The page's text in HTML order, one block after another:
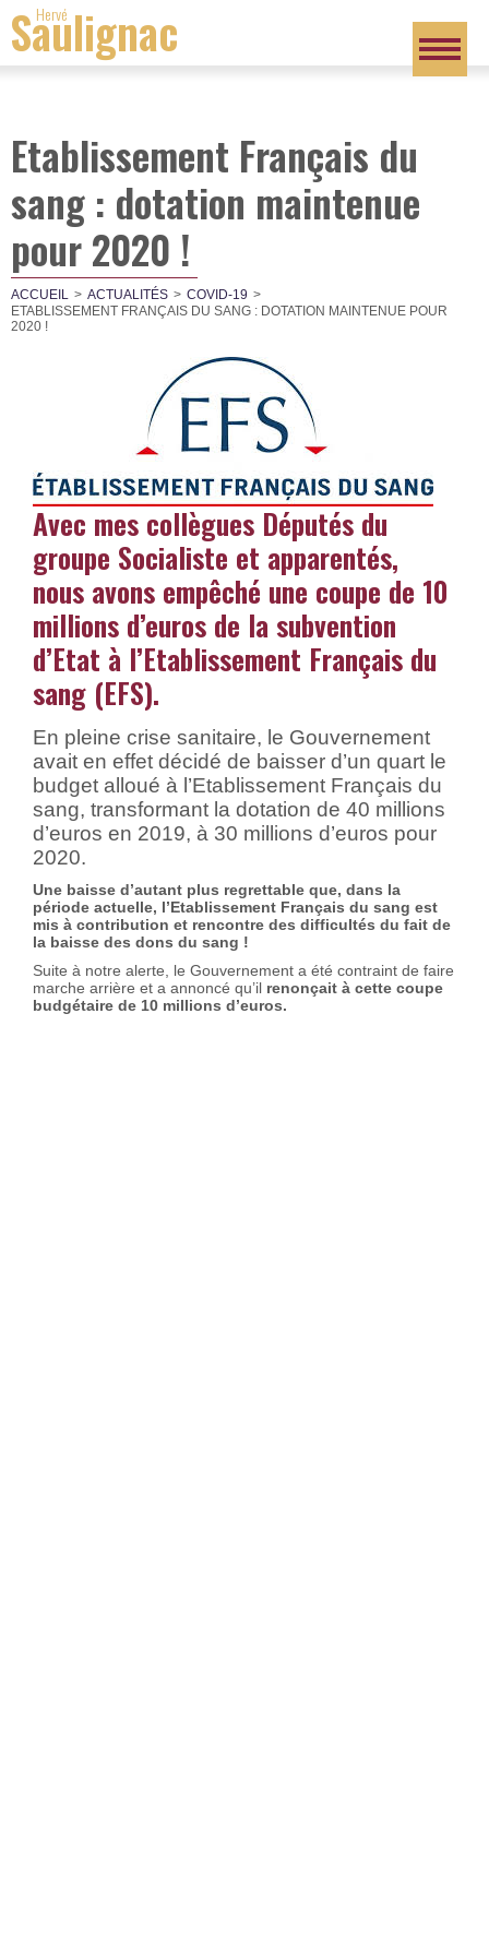
Hervé
Saulignac
Etablissement Français du
sang : dotation maintenue
pour 2020 !
ACCUEIL ACTUALITÉS
COVID-19
ETABLISSEMENT FRANÇAIS DU SANG : DOTATION MAINTENUE POUR
2020 !
Avec mes collègues Députés du
groupe Socialiste et apparentés,
nous avons empêché une coupe de 10
millions d’euros de la subvention
d’Etat à l’Etablissement Français du
sang (EFS).
En pleine crise sanitaire, le Gouvernement
avait en effet décidé de baisser d’un quart le
budget alloué à l’Etablissement Français du
sang, transformant la dotation de 40 millions
d’euros en 2019, à 30 millions d’euros pour
2020.
Une baisse d’autant plus regrettable que, dans la
période actuelle, l’Etablissement Français du sang est
mis à contribution et rencontre des difficultés du fait de
la baisse des dons du sang !
Suite à notre alerte, le Gouvernement a été contraint de faire
marche arrière et a annoncé qu’il renonçait à cette coupe
budgétaire de 10 millions d’euros.